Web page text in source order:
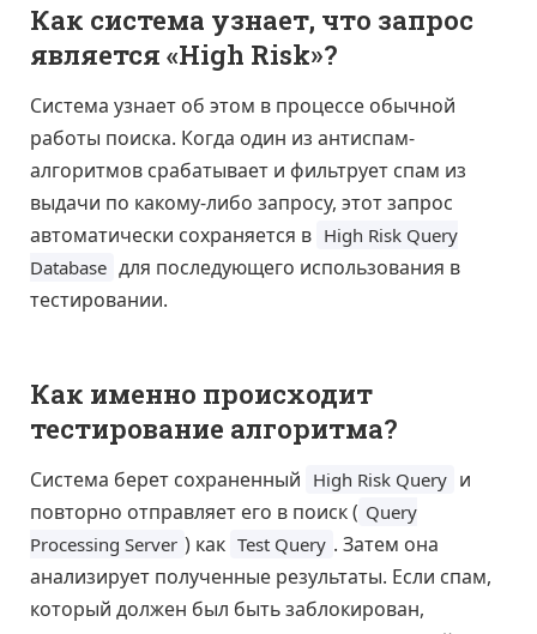
Как система узнает, что запрос
является «High Risk»?
Система узнает об этом в процессе обычной
работы поиска. Когда один из антиспам-
алгоритмов срабатывает и фильтрует спам из
выдачи по какому-либо запросу, этот запрос
автоматически сохраняется в High Risk Query
Database для последующего использования в
тестировании.
Как именно происходит
тестирование алгоритма?
Система берет сохраненный High Risk Query и
повторно отправляет его в поиск ( Query
Processing Server ) как Test Query . Затем она
анализирует полученные результаты. Если спам,
который должен был быть заблокирован,